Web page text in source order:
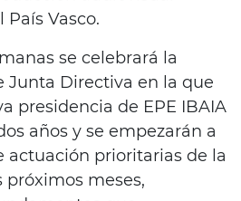
Vasco.
se celebrará la
Junta Directiva en la que
presidencia de EPE IBAIA
años y se empezarán a
actuación prioritarias de la
próximos meses,